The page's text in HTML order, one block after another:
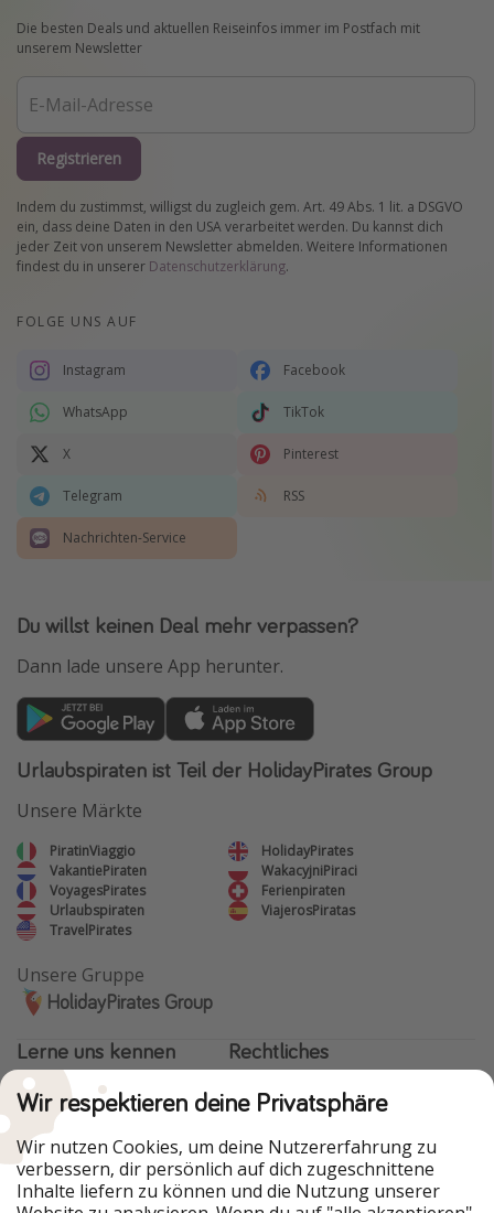
Die besten Deals und aktuellen Reiseinfos immer im Postfach mit
unserem Newsletter
Registrieren
Indem du zustimmst, willigst du zugleich gem. Art. 49 Abs. 1 lit. a DSGVO
ein, dass deine Daten in den USA verarbeitet werden. Du kannst dich
jeder Zeit von unserem Newsletter abmelden. Weitere Informationen
findest du in unserer Datenschutzerklärung.
FOLGE UNS AUF
Instagram Facebook
WhatsApp TikTok
X Pinterest
Telegram RSS
Nachrichten-Service
Du willst keinen Deal mehr verpassen?
Dann lade unsere App herunter.
Urlaubspiraten ist Teil der HolidayPirates Group
Unsere Märkte
PiratinViaggio
HolidayPirates
VakantiePiraten
WakacyjniPiraci
VoyagesPirates
Ferienpiraten
Urlaubspiraten
ViajerosPiratas
TravelPirates
Unsere Gruppe
HolidayPirates Group
Lerne uns kennen
Über uns
Karriere
Presse
Rechtliches
Datenschutz
Impressum
Unsere Regeln
Wir respektieren deine Privatsphäre
Wir nutzen Cookies, um deine Nutzererfahrung zu
verbessern, dir persönlich auf dich zugeschnittene
Inhalte liefern zu können und die Nutzung unserer